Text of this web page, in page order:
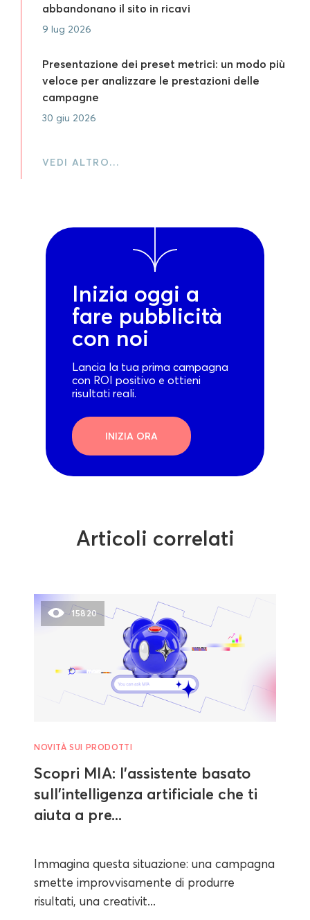
abbandonano il sito in ricavi
9 lug 2026
Presentazione dei preset metrici: un modo più
veloce per analizzare le prestazioni delle
campagne
30 giu 2026
VEDI ALTRO…
Inizia oggi a
fare pubblicità
con noi
Lancia la tua prima campagna
con ROI positivo e ottieni
risultati reali.
INIZIA ORA
Articoli correlati
15820
NOVITÀ SUI PRODOTTI
Scopri MIA: l’assistente basato
sull’intelligenza artificiale che ti
aiuta a pre...
Immagina questa situazione: una campagna
smette improvvisamente di produrre
risultati, una creativit...